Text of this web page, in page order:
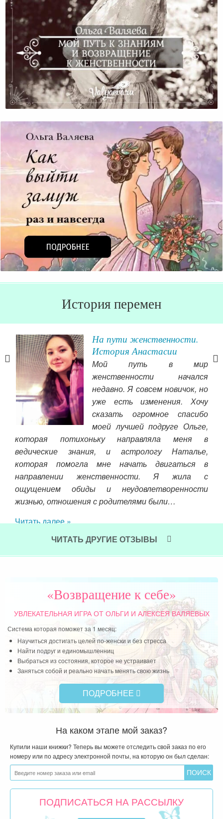
Мой Путь К Знаниям И Возвращение К
Женственности
История перемен
На пути женственности.
История Анастасии
Мой путь в мир
женственности начался
недавно. Я совсем новичок, но
уже есть изменения. Хочу
сказать огромное спасибо
моей лучшей подруге Ольге,
которая потихоньку направляла меня в
ведические знания, и астрологу Наталье,
которая помогла мне начать двигаться в
направлении женственности. Я жила с
ощущением обиды и неудовлетворенности
жизнью, отношения с родителями были…
Читать далее »
ЧИТАТЬ ДРУГИЕ ОТЗЫВЫ
«Возвращение к себе»
УВЛЕКАТЕЛЬНАЯ ИГРАОТ ОЛЬГИ И АЛЕКСЕЯ ВАЛЯЕВЫХ
Система которая поможет за 1 месяц:
Научиться достигать целей по-женски и без стресса
Найти подруг и единомышленниц
Выбраться из состояния, которое не устраивает
Заняться собой и реально начать менять свою жизнь
ПОДРОБНЕЕ
На каком этапе мой заказ?
Купили наши книжки? Теперь вы можете отследить свой заказ по его
номеру или по адресу электронной почты, на которую он был сделан:
ПОДПИСАТЬСЯ НА РАССЫЛКУ